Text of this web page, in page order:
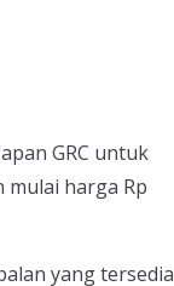
GRC untuk
harga Rp
yang tersedia